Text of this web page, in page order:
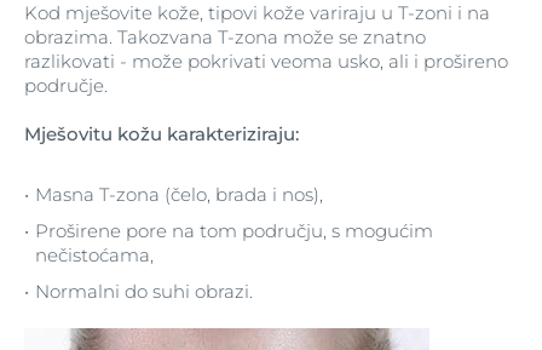
Kod mješovite kože, tipovi kože variraju u T-zoni i na
obrazima. Takozvana T-zona može se znatno
razlikovati - može pokrivati veoma usko, ali i prošireno
područje.
Mješovitu kožu karakteriziraju:
Masna T-zona (čelo, brada i nos),
Proširene pore na tom području, s mogućim
nečistoćama,
Normalni do suhi obrazi.